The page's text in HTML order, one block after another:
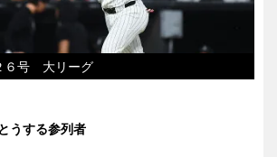
６号 大リーグ
うする参列者